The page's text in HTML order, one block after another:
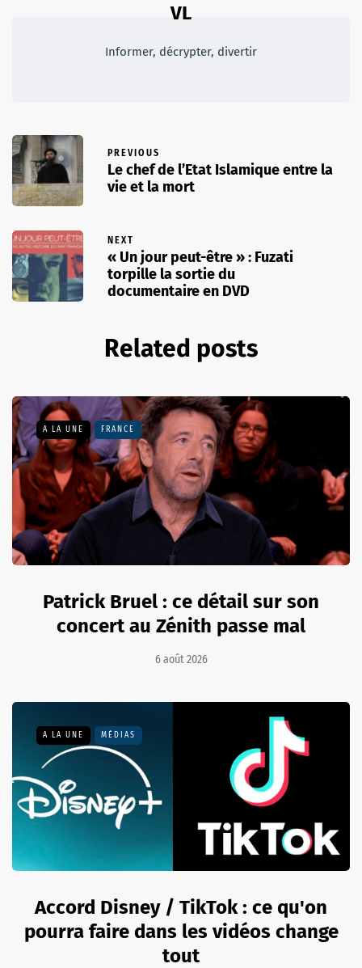
VL
Informer, décrypter, divertir
PREVIOUS
Le chef de l’Etat Islamique entre la
vie et la mort
NEXT
« Un jour peut-être » : Fuzati
torpille la sortie du
documentaire en DVD
Related posts
A LA UNE FRANCE
Patrick Bruel : ce détail sur son
concert au Zénith passe mal
6 août 2026
A LA UNE MÉDIAS
Accord Disney / TikTok : ce qu'on
pourra faire dans les vidéos change
tout